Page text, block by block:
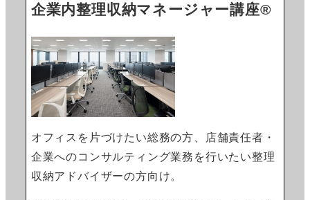
企業内整理収納マネージャー講座®
オフィスを片づけたい総務の方、店舗責任者・
企業へのコンサルティング業務を行いたい整理
収納アドバイザーの方向け。